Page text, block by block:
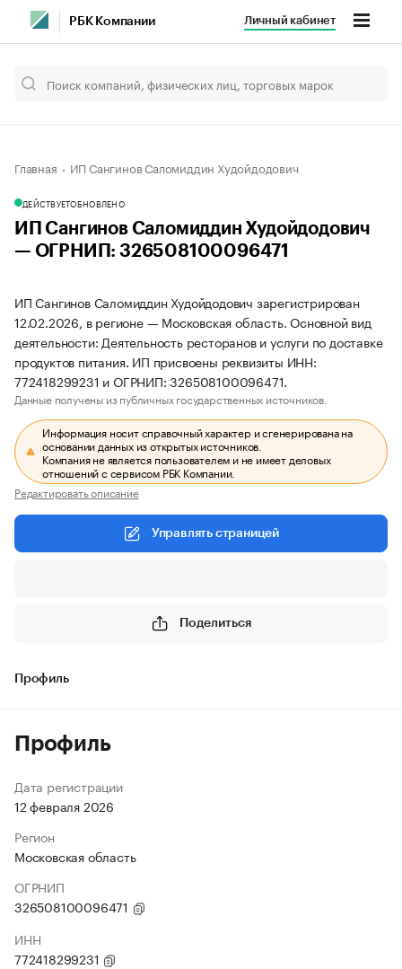
РБК Компании Личный кабинет
Главная ИП Сангинов Саломиддин Худойдодович
ДЕЙСТВУЕТОБНОВЛЕНО
ИП Сангинов Саломиддин Худойдодович
— ОГРНИП: 326508100096471
ИП Сангинов Саломиддин Худойдодович зарегистрирован
12.02.2026, в регионе — Московская область. Основной вид
деятельности: Деятельность ресторанов и услуги по доставке
продуктов питания. ИП присвоены реквизиты ИНН:
772418299231 и ОГРНИП: 326508100096471.
Данные получены из публичных государственных источников.
Информация носит справочный характер и сгенерирована на
основании данных из открытых источников.
Компания не является пользователем и не имеет деловых
отношений с сервисом РБК Компании.
Редактировать описание
Управлять страницей
Поделиться
Профиль
Профиль
Дата регистрации
12 февраля 2026
Регион
Московская область
ОГРНИП
326508100096471
ИНН
772418299231